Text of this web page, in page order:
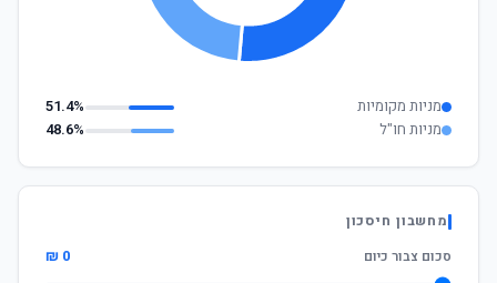
מניות מקומיות
51.4%
מניות חו"ל
48.6%
מחשבון חיסכון
סכום צבור כיום
0 ₪